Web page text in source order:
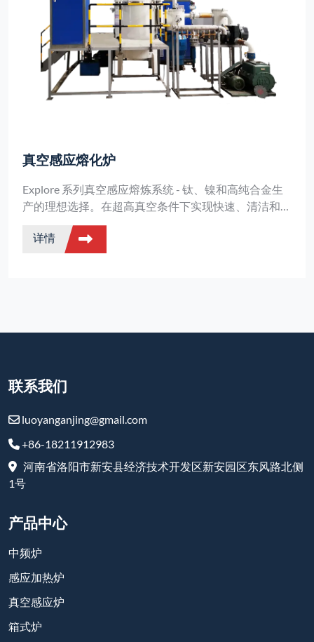
真空感应熔化炉
Explore 系列真空感应熔炼系统 - 钛、镍和高纯合金生
产的理想选择。在超高真空条件下实现快速、清洁和高
详情
联系我们
luoyanganjing@gmail.com
+86-18211912983
河南省洛阳市新安县经济技术开发区新安园区东风路北侧
1号
产品中心
中频炉
感应加热炉
真空感应炉
箱式炉